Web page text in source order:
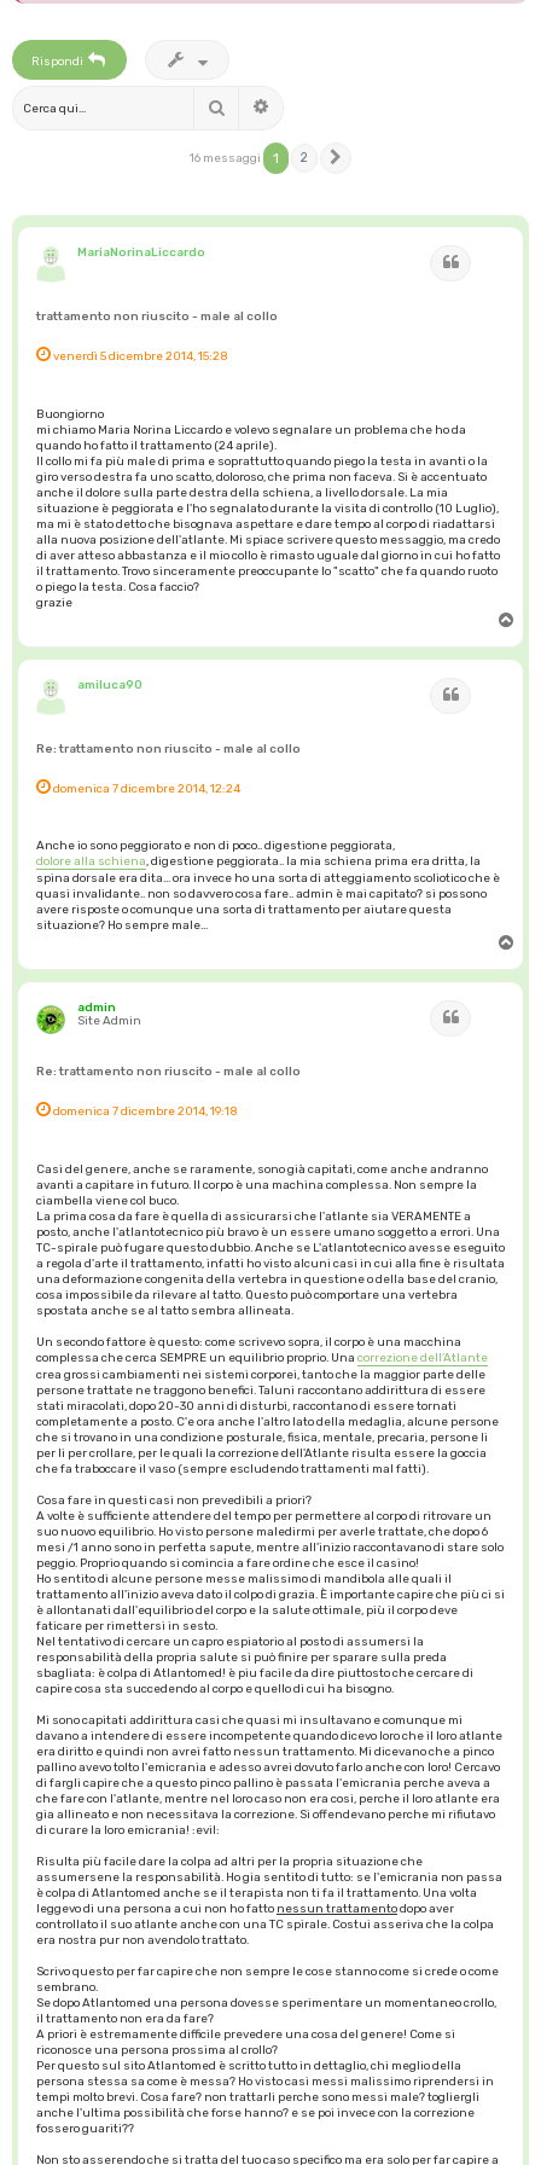
Rispondi
Cerca
16 messaggi 1 2
MariaNorinaLiccardo
trattamento non riuscito - male al collo
venerdì 5 dicembre 2014, 15:28
Buongiorno
mi chiamo Maria Norina Liccardo e volevo segnalare un problema che ho da
quando ho fatto il trattamento (24 aprile).
Il collo mi fa più male di prima e soprattutto quando piego la testa in avanti o la
giro verso destra fa uno scatto, doloroso, che prima non faceva. Si è accentuato
anche il dolore sulla parte destra della schiena, a livello dorsale. La mia
situazione è peggiorata e l'ho segnalato durante la visita di controllo (10 Luglio),
ma mi è stato detto che bisognava aspettare e dare tempo al corpo di riadattarsi
alla nuova posizione dell'atlante. Mi spiace scrivere questo messaggio, ma credo
di aver atteso abbastanza e il mio collo è rimasto uguale dal giorno in cui ho fatto
il trattamento. Trovo sinceramente preoccupante lo "scatto" che fa quando ruoto
o piego la testa. Cosa faccio?
grazie
p
amiluca90
Re: trattamento non riuscito - male al collo
domenica 7 dicembre 2014, 12:24
Anche io sono peggiorato e non di poco.. digestione peggiorata,
dolore alla schiena, digestione peggiorata.. la mia schiena prima era dritta, la
spina dorsale era dita... ora invece ho una sorta di atteggiamento scoliotico che è
quasi invalidante.. non so davvero cosa fare.. admin è mai capitato? si possono
avere risposte o comunque una sorta di trattamento per aiutare questa
situazione? Ho sempre male...
p
admin
Site Admin
Re: trattamento non riuscito - male al collo
domenica 7 dicembre 2014, 19:18
Casi del genere, anche se raramente, sono già capitati, come anche andranno
avanti a capitare in futuro. Il corpo è una machina complessa. Non sempre la
ciambella viene col buco.
La prima cosa da fare è quella di assicurarsi che l'atlante sia VERAMENTE a
posto, anche l'atlantotecnico più bravo è un essere umano soggetto a errori. Una
TC-spirale può fugare questo dubbio. Anche se L'atlantotecnico avesse eseguito
a regola d'arte il trattamento, infatti ho visto alcuni casi in cui alla fine è risultata
una deformazione congenita della vertebra in questione o della base del cranio,
cosa impossibile da rilevare al tatto. Questo può comportare una vertebra
spostata anche se al tatto sembra allineata.
Un secondo fattore è questo: come scrivevo sopra, il corpo è una macchina
complessa che cerca SEMPRE un equilibrio proprio. Una correzione dell’Atlante
crea grossi cambiamenti nei sistemi corporei, tanto che la maggior parte delle
persone trattate ne traggono benefici. Taluni raccontano addirittura di essere
stati miracolati, dopo 20-30 anni di disturbi, raccontano di essere tornati
completamente a posto. C'e ora anche l'altro lato della medaglia, alcune persone
che si trovano in una condizione posturale, fisica, mentale, precaria, persone li
per li per crollare, per le quali la correzione dell'Atlante risulta essere la goccia
che fa traboccare il vaso (sempre escludendo trattamenti mal fatti).
Cosa fare in questi casi non prevedibili a priori?
A volte è sufficiente attendere del tempo per permettere al corpo di ritrovare un
suo nuovo equilibrio. Ho visto persone maledirmi per averle trattate, che dopo 6
mesi /1 anno sono in perfetta sapute, mentre all'inizio raccontavano di stare solo
peggio. Proprio quando si comincia a fare ordine che esce il casino!
Ho sentito di alcune persone messe malissimo di mandibola alle quali il
trattamento all'inizio aveva dato il colpo di grazia. È importante capire che più ci si
è allontanati dall'equilibrio del corpo e la salute ottimale, più il corpo deve
faticare per rimettersi in sesto.
Nel tentativo di cercare un capro espiatorio al posto di assumersi la
responsabilità della propria salute si può finire per sparare sulla preda
sbagliata: è colpa di Atlantomed! è piu facile da dire piuttosto che cercare di
capire cosa sta succedendo al corpo e quello di cui ha bisogno.
Mi sono capitati addirittura casi che quasi mi insultavano e comunque mi
davano a intendere di essere incompetente quando dicevo loro che il loro atlante
era diritto e quindi non avrei fatto nessun trattamento. Mi dicevano che a pinco
pallino avevo tolto l'emicrania e adesso avrei dovuto farlo anche con loro! Cercavo
di fargli capire che a questo pinco pallino è passata l'emicrania perche aveva a
che fare con l'atlante, mentre nel loro caso non era cosi, perche il loro atlante era
gia allineato e non necessitava la correzione. Si offendevano perche mi rifiutavo
di curare la loro emicrania! :evil:
Risulta più facile dare la colpa ad altri per la propria situazione che
assumersene la responsabilità. Ho gia sentito di tutto: se l'emicrania non passa
è colpa di Atlantomed anche se il terapista non ti fa il trattamento. Una volta
leggevo di una persona a cui non ho fatto nessun trattamentodopo aver
controllato il suo atlante anche con una TC spirale. Costui asseriva che la colpa
era nostra pur non avendolo trattato.
Scrivo questo per far capire che non sempre le cose stanno come si crede o come
sembrano.
Se dopo Atlantomed una persona dovesse sperimentare un momentaneo crollo,
il trattamento non era da fare?
A priori è estremamente difficile prevedere una cosa del genere! Come si
riconosce una persona prossima al crollo?
Per questo sul sito Atlantomed è scritto tutto in dettaglio, chi meglio della
persona stessa sa come è messa? Ho visto casi messi malissimo riprendersi in
tempi molto brevi. Cosa fare? non trattarli perche sono messi male? togliergli
anche l'ultima possibilità che forse hanno? e se poi invece con la correzione
fossero guariti??
Non sto asserendo che si tratta del tuo caso specifico ma era solo per far capire a